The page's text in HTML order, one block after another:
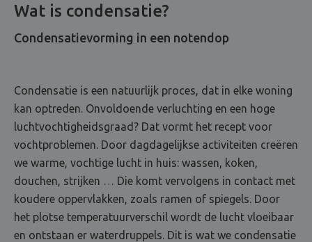
Wat is condensatie?
Condensatievorming in een notendop
Condensatie is een natuurlijk proces, dat in elke woning
kan optreden. Onvoldoende verluchting en een hoge
luchtvochtigheidsgraad? Dat vormt het recept voor
vochtproblemen. Door dagdagelijkse activiteiten creëren
we warme, vochtige lucht in huis: wassen, koken,
douchen, strijken … Die komt vervolgens in contact met
koudere oppervlakken, zoals ramen of spiegels. Door
het plotse temperatuurverschil wordt de lucht vloeibaar
en ontstaan er waterdruppels. Dit is wat we condensatie